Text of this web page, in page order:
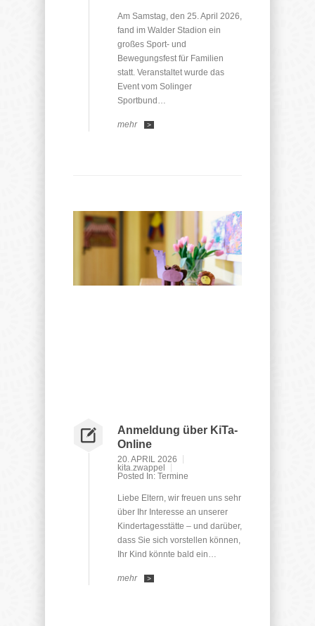
Am Samstag, den 25. April 2026,
fand im Walder Stadion ein
großes Sport- und
Bewegungsfest für Familien
statt. Veranstaltet wurde das
Event vom Solinger
Sportbund…
mehr >
Anmeldung über KiTa-
Online
20. APRIL 2026
kita.zwappel
Posted In: Termine
Liebe Eltern, wir freuen uns sehr
über Ihr Interesse an unserer
Kindertagesstätte – und darüber,
dass Sie sich vorstellen können,
Ihr Kind könnte bald ein…
mehr >